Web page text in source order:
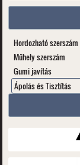
Hordozható szerszám
Műhely szerszám
Gumi javítás
Ápolás és Tisztítás